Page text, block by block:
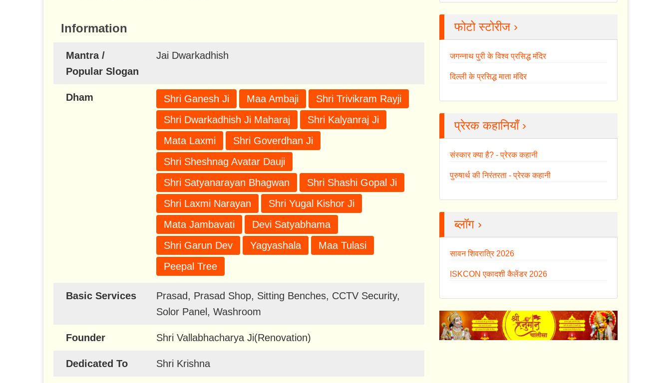
Information
Mantra /
Popular Slogan
Jai Dwarkadhish
Dham Shri Ganesh Ji Maa Ambaji
Shri Trivikram Rayji
Shri Dwarkadhish Ji Maharaj
Shri Kalyanraj Ji
Mata Laxmi
Shri Goverdhan Ji
Shri Sheshnag Avatar Dauji
Shri Satyanarayan Bhagwan
Shri Shashi Gopal Ji
Shri Laxmi Narayan
Shri Yugal Kishor Ji
Mata Jambavati
Devi Satyabhama
Shri Garun Dev
Yagyashala
Maa Tulasi
Peepal Tree
Basic Services
Prasad, Prasad Shop, Sitting Benches, CCTV Security,
Solor Panel, Washroom
Founder Shri Vallabhacharya Ji(Renovation)
Dedicated To Shri Krishna
फोटो स्टोरीज ›
जगन्नाथ पुरी के विश्व प्रसिद्ध मंदिर
दिल्ली के प्रसिद्ध माता मंदिर
प्रेरक कहानियाँ ›
संस्कार क्या है? - प्रेरक कहानी
पुरुषार्थ की निरंतरता - प्रेरक कहानी
ब्लॉग ›
सावन शिवरात्रि 2026
ISKCON एकादशी कैलेंडर 2026